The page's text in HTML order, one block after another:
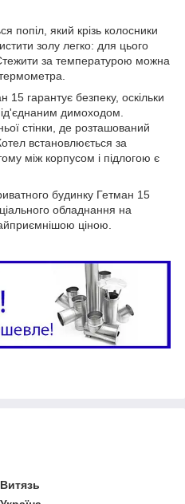
попіл, який крізь колосники
золу легко: для цього
за температурою можна
гарантує безпеку, оскільки
димоходом.
стінки, де розташований
встановлюється за
між корпусом і підлогою є
будинку Гетман 15
обладнання на
ціною.
Витязь